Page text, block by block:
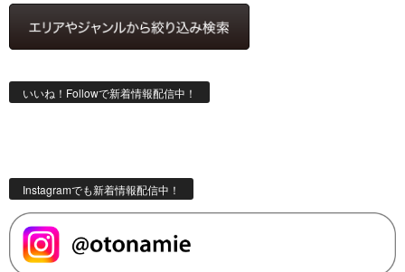
いいね！Followで新着情報配信中！
Instagramでも新着情報配信中！